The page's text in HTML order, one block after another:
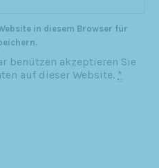
in diesem Browser für
benützen akzeptieren Sie
auf dieser Website. *